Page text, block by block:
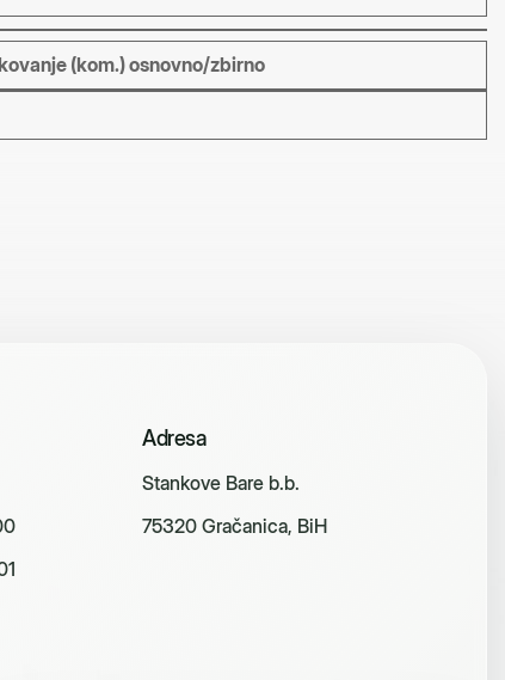
(kom.) osnovno/zbirno
Adresa
Stankove Bare b.b.
75320 Gračanica, BiH